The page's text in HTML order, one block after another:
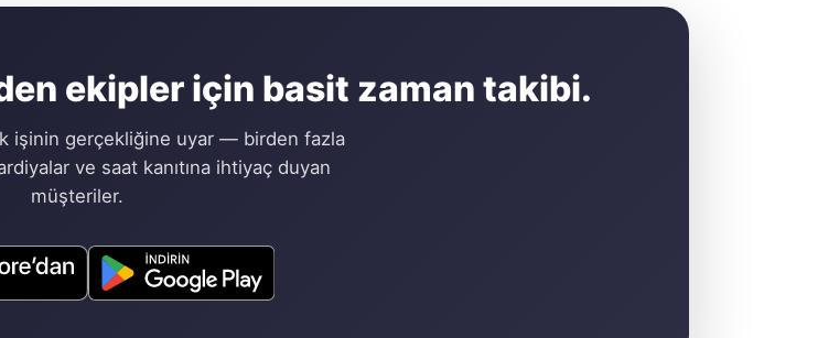
ekipler için basit zaman takibi.
işinin gerçekliğine uyar — birden fazla
ve saat kanıtına ihtiyaç duyan
müşteriler.